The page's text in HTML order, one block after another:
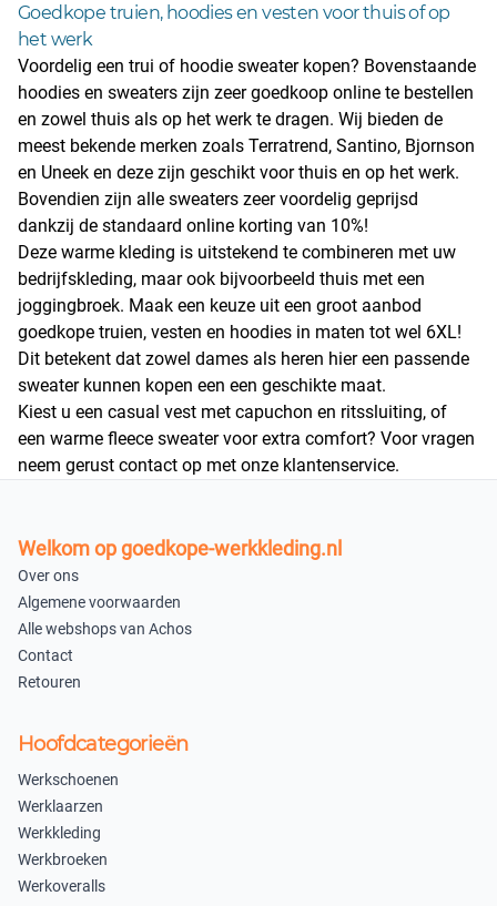
Goedkope truien, hoodies en vesten voor thuis of op
het werk
Voordelig een trui of hoodie sweater kopen? Bovenstaande
hoodies en sweaters zijn zeer goedkoop online te bestellen
en zowel thuis als op het werk te dragen. Wij bieden de
meest bekende merken zoals Terratrend, Santino, Bjornson
en Uneek en deze zijn geschikt voor thuis en op het werk.
Bovendien zijn alle sweaters zeer voordelig geprijsd
dankzij de standaard online korting van 10%!
Deze warme kleding is uitstekend te combineren met uw
bedrijfskleding, maar ook bijvoorbeeld thuis met een
joggingbroek. Maak een keuze uit een groot aanbod
goedkope truien, vesten en hoodies in maten tot wel 6XL!
Dit betekent dat zowel dames als heren hier een passende
sweater kunnen kopen een een geschikte maat.
Kiest u een casual vest met capuchon en ritssluiting, of
een warme fleece sweater voor extra comfort? Voor vragen
neem gerust contact op met onze klantenservice.
Welkom op goedkope-werkkleding.nl
Over ons
Algemene voorwaarden
Alle webshops van Achos
Contact
Retouren
Hoofdcategorieën
Werkschoenen
Werklaarzen
Werkkleding
Werkbroeken
Werkoveralls